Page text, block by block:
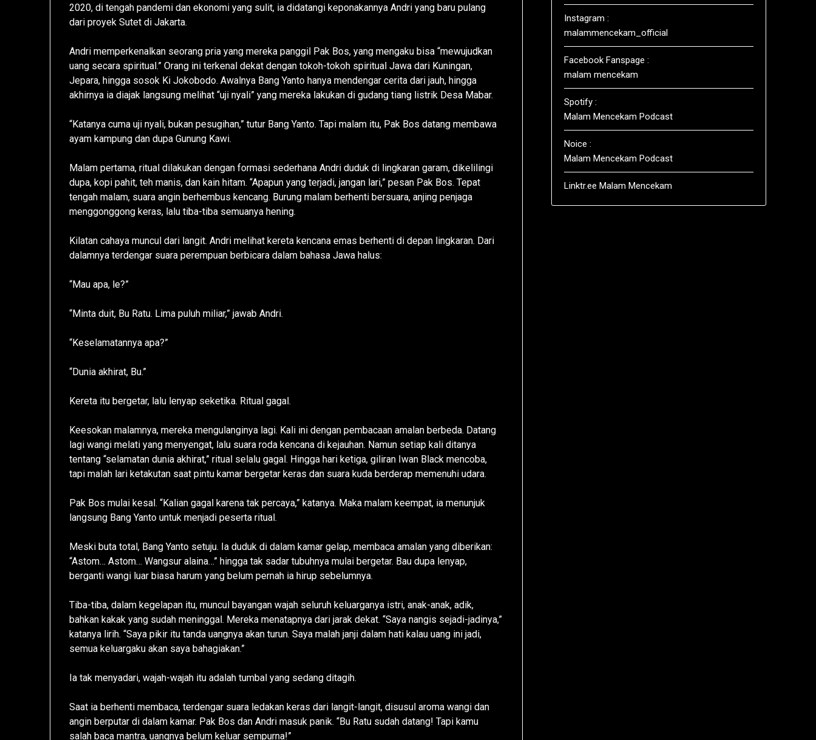
2020, di tengah pandemi dan ekonomi yang sulit, ia didatangi keponakannya Andri yang baru pulang
dari proyek Sutet di Jakarta.
Andri memperkenalkan seorang pria yang mereka panggil Pak Bos, yang mengaku bisa “mewujudkan
uang secara spiritual.” Orang ini terkenal dekat dengan tokoh-tokoh spiritual Jawa dari Kuningan,
Jepara, hingga sosok Ki Jokobodo. Awalnya Bang Yanto hanya mendengar cerita dari jauh, hingga
akhirnya ia diajak langsung melihat “uji nyali” yang mereka lakukan di gudang tiang listrik Desa Mabar.
“Katanya cuma uji nyali, bukan pesugihan,” tutur Bang Yanto. Tapi malam itu, Pak Bos datang membawa
ayam kampung dan dupa Gunung Kawi.
Malam pertama, ritual dilakukan dengan formasi sederhana Andri duduk di lingkaran garam, dikelilingi
dupa, kopi pahit, teh manis, dan kain hitam. “Apapun yang terjadi, jangan lari,” pesan Pak Bos. Tepat
tengah malam, suara angin berhembus kencang. Burung malam berhenti bersuara, anjing penjaga
menggonggong keras, lalu tiba-tiba semuanya hening.
Kilatan cahaya muncul dari langit. Andri melihat kereta kencana emas berhenti di depan lingkaran. Dari
dalamnya terdengar suara perempuan berbicara dalam bahasa Jawa halus:
“Mau apa, le?”
“Minta duit, Bu Ratu. Lima puluh miliar,” jawab Andri.
“Keselamatannya apa?”
“Dunia akhirat, Bu.”
Kereta itu bergetar, lalu lenyap seketika. Ritual gagal.
Keesokan malamnya, mereka mengulanginya lagi. Kali ini dengan pembacaan amalan berbeda. Datang
lagi wangi melati yang menyengat, lalu suara roda kencana di kejauhan. Namun setiap kali ditanya
tentang “selamatan dunia akhirat,” ritual selalu gagal. Hingga hari ketiga, giliran Iwan Black mencoba,
tapi malah lari ketakutan saat pintu kamar bergetar keras dan suara kuda berderap memenuhi udara.
Pak Bos mulai kesal. “Kalian gagal karena tak percaya,” katanya. Maka malam keempat, ia menunjuk
langsung Bang Yanto untuk menjadi peserta ritual.
Meski buta total, Bang Yanto setuju. Ia duduk di dalam kamar gelap, membaca amalan yang diberikan:
“Astom… Astom… Wangsur alaina…” hingga tak sadar tubuhnya mulai bergetar. Bau dupa lenyap,
berganti wangi luar biasa harum yang belum pernah ia hirup sebelumnya.
Tiba-tiba, dalam kegelapan itu, muncul bayangan wajah seluruh keluarganya istri, anak-anak, adik,
bahkan kakak yang sudah meninggal. Mereka menatapnya dari jarak dekat. “Saya nangis sejadi-jadinya,”
katanya lirih. “Saya pikir itu tanda uangnya akan turun. Saya malah janji dalam hati kalau uang ini jadi,
semua keluargaku akan saya bahagiakan.”
Ia tak menyadari, wajah-wajah itu adalah tumbal yang sedang ditagih.
Saat ia berhenti membaca, terdengar suara ledakan keras dari langit-langit, disusul aroma wangi dan
angin berputar di dalam kamar. Pak Bos dan Andri masuk panik. “Bu Ratu sudah datang! Tapi kamu
salah baca mantra, uangnya belum keluar sempurna!”
Instagram :
malammencekam_official
Facebook Fanspage :
malam mencekam
Spotify :
Malam Mencekam Podcast
Noice :
Malam Mencekam Podcast
Linktr.ee Malam Mencekam